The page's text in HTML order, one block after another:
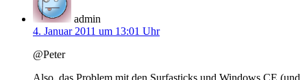
admin
4. Januar 2011 um 13:01 Uhr
@Peter
Also, das Problem mit den Surfasticks und Windows CE (und